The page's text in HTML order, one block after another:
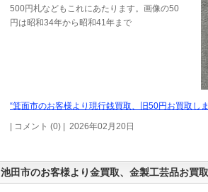
500円札などもこれにあたります。画像の50
円は昭和34年から昭和41年まで
“箕面市のお客様より現行銭買取、旧50円お買取し
| コメント (0) | 2026年02月20日
池田市のお客様より金買取、金製工芸品お買取